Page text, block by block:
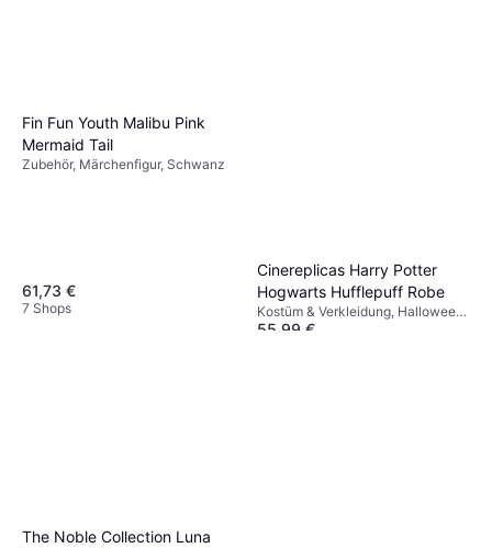
Fin Fun Youth Malibu Pink
Mermaid Tail
Zubehör, Märchenfigur, Schwanz
61,73 €
7 Shops
Cinereplicas Harry Potter
Hogwarts Hufflepuff Robe
Kostüm & Verkleidung, Halloween,
Film & TV, Hexe, Zauberer
55,99 €
The Noble Collection Luna